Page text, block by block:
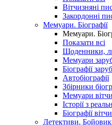
Вітчизняні
Закордонні
Мемуари. Біографії
Мемуари.
Показати всі
Щоденники,
Мемуари
Біографії
Автобіографії
Збірники
Мемуари
Історії з
Біографії
Детективи.